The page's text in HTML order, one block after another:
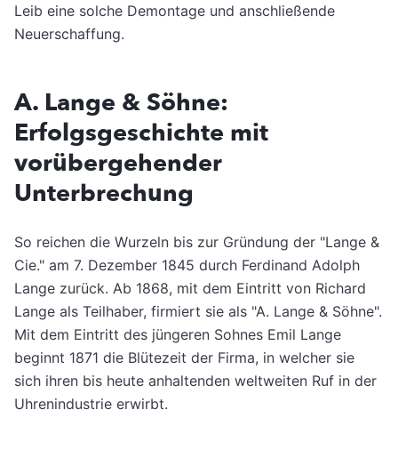
Leib eine solche Demontage und anschließende
Neuerschaffung.
A. Lange & Söhne:
Erfolgsgeschichte mit
vorübergehender
Unterbrechung
So reichen die Wurzeln bis zur Gründung der "Lange &
Cie." am 7. Dezember 1845 durch Ferdinand Adolph
Lange zurück. Ab 1868, mit dem Eintritt von Richard
Lange als Teilhaber, firmiert sie als "A. Lange & Söhne".
Mit dem Eintritt des jüngeren Sohnes Emil Lange
beginnt 1871 die Blütezeit der Firma, in welcher sie
sich ihren bis heute anhaltenden weltweiten Ruf in der
Uhrenindustrie erwirbt.